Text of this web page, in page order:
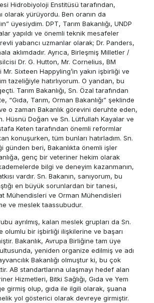
Hidrobiyoloji Enstitüsü tarafından,
olarak yürüyordu. Ben oranın da
üyesiydim. DPT, Tarım Bakanlığı, UNDP
yapıldı ve önemli teknik mesafeler
yabancı uzmanlar olarak; Dr. Panders,
aklımdadır. Ayrıca, Birleşmiş Milletler /
Dr. G. Hutton, Mr. Cornelius, BM
Sixteen Happyling’in yakın işbirliği ve
tazeliğiyle hatırlıyorum. O yandan, bu
Tarım Bakanlığı, Sn. Özal tarafından
“Gıda, Tarım, Orman Bakanlığı” şeklinde
o zaman Bakanlık görevini deruhte eden,
Hüsnü Doğan ve Sn. Lütfullah Kayalar ve
Keten tarafından önemli reformlar
konuşurken, tüm bunları hatırladım. Sn.
günden beri, Bakanlıkta önemli işler
genç bir veteriner hekim olarak
bilgi ve deneyim kazanmanın,
vardır. Sn. Bakanın, sanıyorum, bu
en büyük sorunlardan bir tanesi,
Mühendisleri ve Orman Mühendisleri
ve meslek taassubudur.
ayrılmış, kalan meslek grupları da Sn.
olumlu bir işbirliği ilişkilerine ve başarı
Bakanlık, Avrupa Birliğine tam üye
yeniden organize edilmiş ve adı
Bakanlığı olmuştur ki, bu çok
AB standartlarına ulaşmayı hedef alan
Hizmetleri, Bitki Sağlığı, Gıda ve Yem
girmiş olup, gıda ile ilgili olarak, şuana
yol gösterici olarak devreye girmiştir.